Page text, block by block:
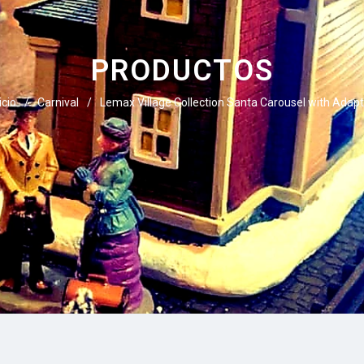
PRODUCTOS
/ Carnival / Lemax Village Collection Santa Carousel with